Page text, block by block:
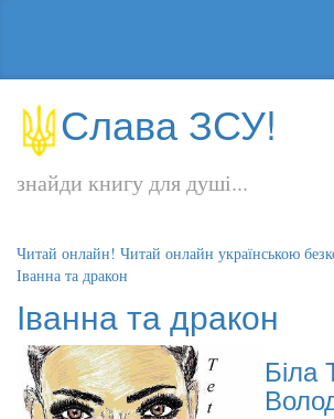
Слава ЗСУ!
знайди книгу для душі...
Читай онлайн! Читай онлайн українською
Іванна та дракон
Іванна та дракон
Біла